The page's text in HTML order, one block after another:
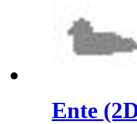
Ente